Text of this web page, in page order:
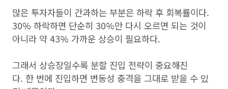
많은 투자자들이 간과하는 부분은 하락 후 회복률이다.
30% 하락하면 단순히 30%만 다시 오르면 되는 것이
아니라 약 43% 가까운 상승이 필요하다.
그래서 상승장일수록 분할 진입 전략이 중요해진
다. 한 번에 진입하면 변동성 충격을 그대로 받을 수 있